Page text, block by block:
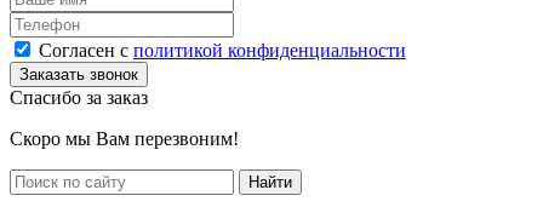
Согласен с политикой конфиденциальности
Спасибо за заказ
Скоро мы Вам перезвоним!